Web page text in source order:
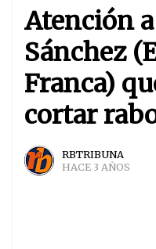
Atención
Sánchez
Franca)
cortar
RBTRIBUNA
HACE 3 AÑOS